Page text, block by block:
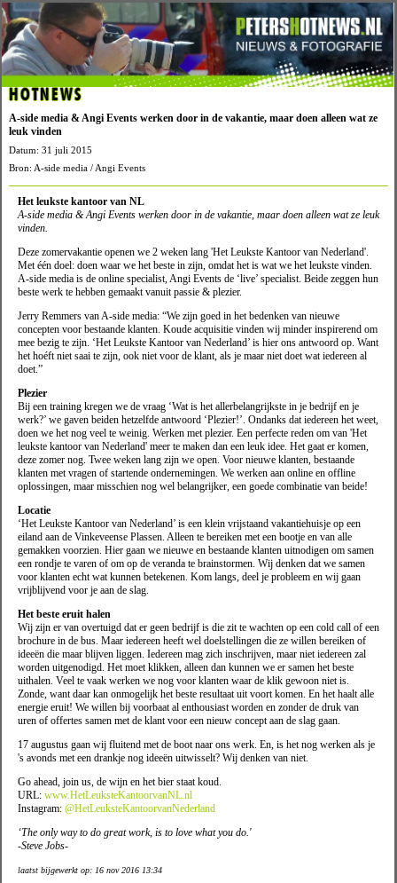
HOTNEWS
A-side media & Angi Events werken door in de vakantie, maar doen alleen wat ze
leuk vinden
Datum: 31 juli 2015
Bron: A-side media / Angi Events
Het leukste kantoor van NL
A-side media & Angi Events werken door in de vakantie, maar doen alleen wat ze leuk
vinden.
Deze zomervakantie openen we 2 weken lang 'Het Leukste Kantoor van Nederland'.
Met één doel: doen waar we het beste in zijn, omdat het is wat we het leukste vinden.
A-side media is de online specialist, Angi Events de ‘live’ specialist. Beide zeggen hun
beste werk te hebben gemaakt vanuit passie & plezier.
Jerry Remmers van A-side media: “We zijn goed in het bedenken van nieuwe
concepten voor bestaande klanten. Koude acquisitie vinden wij minder inspirerend om
mee bezig te zijn. ‘Het Leukste Kantoor van Nederland’ is hier ons antwoord op. Want
het hoéft niet saai te zijn, ook niet voor de klant, als je maar niet doet wat iedereen al
doet.”
Plezier
Bij een training kregen we de vraag ‘Wat is het allerbelangrijkste in je bedrijf en je
werk?’ we gaven beiden hetzelfde antwoord ‘Plezier!’. Ondanks dat iedereen het weet,
doen we het nog veel te weinig. Werken met plezier. Een perfecte reden om van 'Het
leukste kantoor van Nederland' meer te maken dan een leuk idee. Het gaat er komen,
deze zomer nog. Twee weken lang zijn we open. Voor nieuwe klanten, bestaande
klanten met vragen of startende ondernemingen. We werken aan online en offline
oplossingen, maar misschien nog wel belangrijker, een goede combinatie van beide!
Locatie
‘Het Leukste Kantoor van Nederland’ is een klein vrijstaand vakantiehuisje op een
eiland aan de Vinkeveense Plassen. Alleen te bereiken met een bootje en van alle
gemakken voorzien. Hier gaan we nieuwe en bestaande klanten uitnodigen om samen
een rondje te varen of om op de veranda te brainstormen. Wij denken dat we samen
voor klanten echt wat kunnen betekenen. Kom langs, deel je probleem en wij gaan
vrijblijvend voor je aan de slag.
Het beste eruit halen
Wij zijn er van overtuigd dat er geen bedrijf is die zit te wachten op een cold call of een
brochure in de bus. Maar iedereen heeft wel doelstellingen die ze willen bereiken of
ideeën die maar blijven liggen. Iedereen mag zich inschrijven, maar niet iedereen zal
worden uitgenodigd. Het moet klikken, alleen dan kunnen we er samen het beste
uithalen. Veel te vaak werken we nog voor klanten waar de klik gewoon niet is.
Zonde, want daar kan onmogelijk het beste resultaat uit voort komen. En het haalt alle
energie eruit! We willen bij voorbaat al enthousiast worden en zonder de druk van
uren of offertes samen met de klant voor een nieuw concept aan de slag gaan.
17 augustus gaan wij fluitend met de boot naar ons werk. En, is het nog werken als je
's avonds met een drankje nog ideeën uitwisselt? Wij denken van niet.
Go ahead, join us, de wijn en het bier staat koud.
URL: www.HetLeuksteKantoorvanNL.nl
Instagram: @HetLeuksteKantoorvanNederland
‘The only way to do great work, is to love what you do.'
-Steve Jobs-
laatst bijgewerkt op: 16 nov 2016 13:34